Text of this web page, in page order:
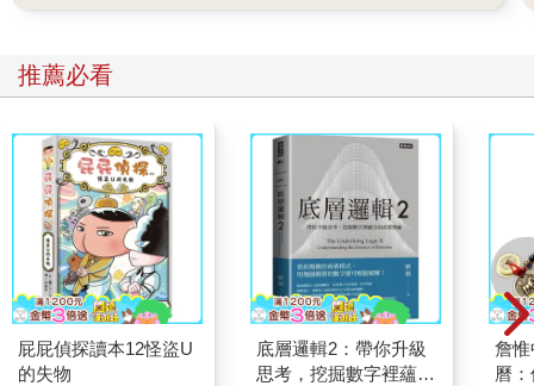
推薦必看
屁屁偵探讀本12怪盜U
的失物
底層邏輯2：帶你升級
思考，挖掘數字裡蘊含
詹惟
曆